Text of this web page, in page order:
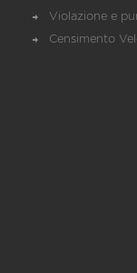
Violazione e
Censimento